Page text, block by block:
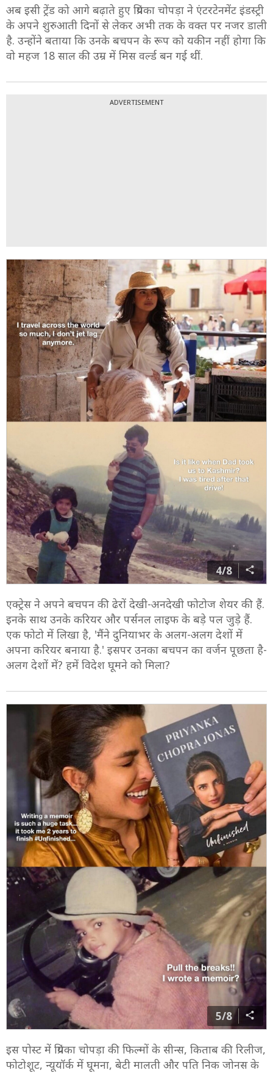
अब इसी ट्रेंड को आगे बढ़ाते हुए प्रियंका चोपड़ा ने एंटरटेनमेंट इंडस्ट्री
के अपने शुरुआती दिनों से लेकर अभी तक के वक्त पर नजर डाली
है. उन्होंने बताया कि उनके बचपन के रूप को यकीन नहीं होगा कि
वो महज 18 साल की उम्र में मिस वर्ल्ड बन गई थीं.
ADVERTISEMENT
4/8
एक्ट्रेस ने अपने बचपन की ढेरों देखी-अनदेखी फोटोज शेयर की हैं.
इनके साथ उनके करियर और पर्सनल लाइफ के बड़े पल जुड़े हैं.
एक फोटो में लिखा है, 'मैंने दुनियाभर के अलग-अलग देशों में
अपना करियर बनाया है.' इसपर उनका बचपन का वर्जन पूछता है-
अलग देशों में? हमें विदेश घूमने को मिला?
5/8
इस पोस्ट में प्रियंका चोपड़ा की फिल्मों के सीन्स, किताब की रिलीज,
फोटोशूट, न्यूयॉर्क में घूमना, बेटी मालती और पति निक जोनस के